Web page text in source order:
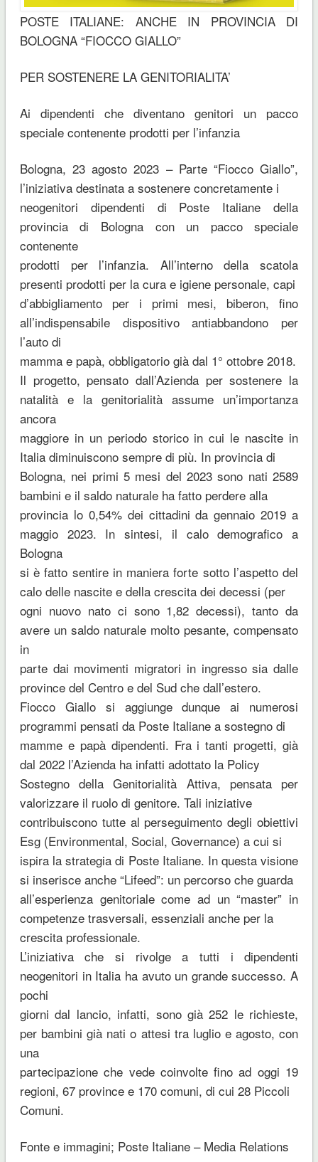
POSTE ITALIANE: ANCHE IN PROVINCIA DI
BOLOGNA “FIOCCO GIALLO”
PER SOSTENERE LA GENITORIALITA’
Ai dipendenti che diventano genitori un pacco
speciale contenente prodotti per l’infanzia
Bologna, 23 agosto 2023 – Parte “Fiocco Giallo”,
l’iniziativa destinata a sostenere concretamente i
neogenitori dipendenti di Poste Italiane della
provincia di Bologna con un pacco speciale
contenente
prodotti per l’infanzia. All’interno della scatola
presenti prodotti per la cura e igiene personale, capi
d’abbigliamento per i primi mesi, biberon, fino
all’indispensabile dispositivo antiabbandono per
l’auto di
mamma e papà, obbligatorio già dal 1° ottobre 2018.
Il progetto, pensato dall’Azienda per sostenere la
natalità e la genitorialità assume un’importanza
ancora
maggiore in un periodo storico in cui le nascite in
Italia diminuiscono sempre di più. In provincia di
Bologna, nei primi 5 mesi del 2023 sono nati 2589
bambini e il saldo naturale ha fatto perdere alla
provincia lo 0,54% dei cittadini da gennaio 2019 a
maggio 2023. In sintesi, il calo demografico a
Bologna
si è fatto sentire in maniera forte sotto l’aspetto del
calo delle nascite e della crescita dei decessi (per
ogni nuovo nato ci sono 1,82 decessi), tanto da
avere un saldo naturale molto pesante, compensato
in
parte dai movimenti migratori in ingresso sia dalle
province del Centro e del Sud che dall’estero.
Fiocco Giallo si aggiunge dunque ai numerosi
programmi pensati da Poste Italiane a sostegno di
mamme e papà dipendenti. Fra i tanti progetti, già
dal 2022 l’Azienda ha infatti adottato la Policy
Sostegno della Genitorialità Attiva, pensata per
valorizzare il ruolo di genitore. Tali iniziative
contribuiscono tutte al perseguimento degli obiettivi
Esg (Environmental, Social, Governance) a cui si
ispira la strategia di Poste Italiane. In questa visione
si inserisce anche “Lifeed”: un percorso che guarda
all’esperienza genitoriale come ad un “master” in
competenze trasversali, essenziali anche per la
crescita professionale.
L’iniziativa che si rivolge a tutti i dipendenti
neogenitori in Italia ha avuto un grande successo. A
pochi
giorni dal lancio, infatti, sono già 252 le richieste,
per bambini già nati o attesi tra luglio e agosto, con
una
partecipazione che vede coinvolte fino ad oggi 19
regioni, 67 province e 170 comuni, di cui 28 Piccoli
Comuni.
Fonte e immagini; Poste Italiane – Media Relations